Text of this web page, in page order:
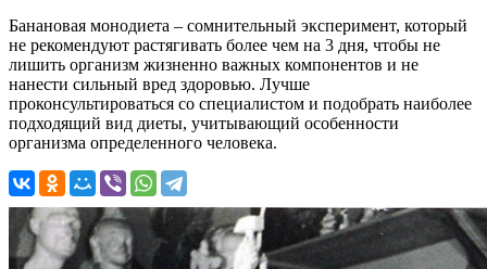
Банановая монодиета – сомнительный эксперимент, который
не рекомендуют растягивать более чем на 3 дня, чтобы не
лишить организм жизненно важных компонентов и не
нанести сильный вред здоровью. Лучше
проконсультироваться со специалистом и подобрать наиболее
подходящий вид диеты, учитывающий особенности
организма определенного человека.